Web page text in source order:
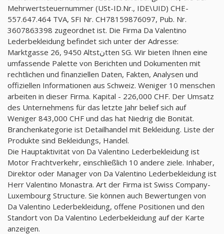
Mehrwertsteuernummer (USt-ID.Nr., IDE\UID) CHE-
557.647.464 TVA, SFI Nr. CH78159876097, Pub. Nr.
3607863398 zugeordnet ist. Die Firma Da Valentino
Lederbekleidung befindet sich unter der Adresse:
Marktgasse 26, 9450 Altstنtten SG. Wir bieten Ihnen eine
umfassende Palette von Berichten und Dokumenten mit
rechtlichen und finanziellen Daten, Fakten, Analysen und
offiziellen Informationen aus Schweiz. Weniger 10 menschen
arbeiten in dieser Firma. Kapital - 226,000 CHF. Der Umsatz
des Unternehmens für das letzte Jahr belief sich auf
Weniger 843,000 CHF und das hat Niedrig die Bonität.
Branchenkategorie ist Detailhandel mit Bekleidung. Liste der
Produkte sind Bekleidungs, Handel.
Die Hauptaktivität von Da Valentino Lederbekleidung ist
Motor Frachtverkehr, einschließlich 10 andere ziele. Inhaber,
Direktor oder Manager von Da Valentino Lederbekleidung ist
Herr Valentino Monastra. Art der Firma ist Swiss Company-
Luxembourg Structure. Sie können auch Bewertungen von
Da Valentino Lederbekleidung, offene Positionen und den
Standort von Da Valentino Lederbekleidung auf der Karte
anzeigen.